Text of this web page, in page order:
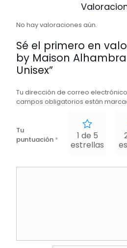
No hay valoraciones aún.
Sé el primero en
by Maison Alhambra
Unisex”
Tu dirección de correo
campos obligatorios están
Tu
puntuación *
1 de 5
estrellas